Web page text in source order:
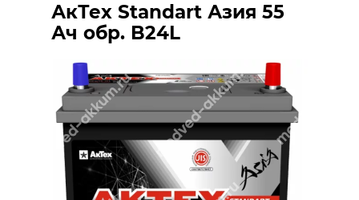
АкТех Standart Азия 55
Ач обр. B24L